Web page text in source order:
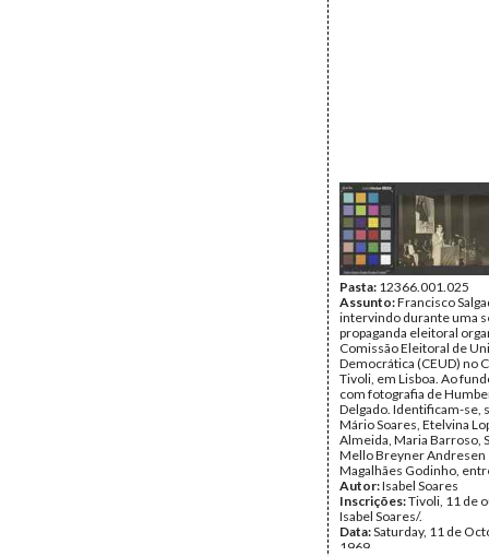
Pasta: 12366.001.025
Assunto:Francisco
intervindo durante uma
propaganda eleitoral
Comissão Eleitoral de
Democrática (CEUD) no
Tivoli, em Lisboa. Ao
com fotografia de
Delgado. Identificam-se,
Mário Soares, Etelvina
Almeida, Maria Barroso,
Mello Breyner Andresen
Magalhães Godinho,
Autor:Isabel Soares
Inscrições:Tivoli, 11 de
Isabel Soares/.
Data:Saturday, 11 de
1969